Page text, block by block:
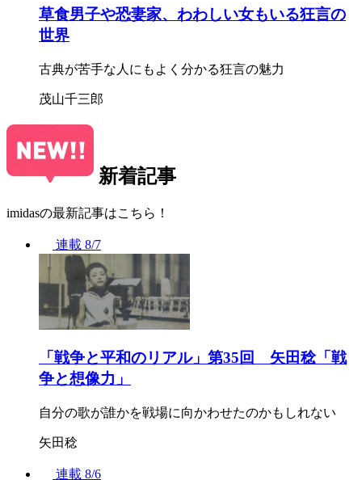
草食男子や恐妻家、わわしい女もいる狂言の
世界
古典が苦手な人にもよく分かる狂言の魅力
茂山千三郎
新着記事
imidasの最新記事はこちら！
連載 8/7
「戦争と平和のリアル」第35回 矢田稔「戦
争と想像力」
自分の歌が誰かを戦場に向かわせたのかもしれない
矢田稔
連載 8/6